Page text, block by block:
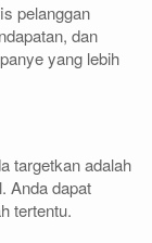
pelanggan
dan
yang lebih
targetkan adalah
Anda dapat
tertentu.